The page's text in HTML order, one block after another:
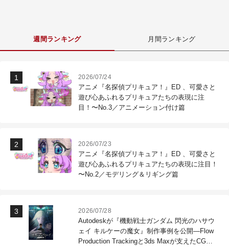
週間ランキング 月間ランキング
2026/07/24
アニメ『名探偵プリキュア！』ED 、可愛さと
遊び心あふれるプリキュアたちの表現に注
目！〜No.3／アニメーション付け篇
2026/07/23
アニメ『名探偵プリキュア！』ED 、可愛さと
遊び心あふれるプリキュアたちの表現に注目！
〜No.2／モデリング＆リギング篇
2026/07/28
Autodeskが『機動戦士ガンダム 閃光のハサウ
ェイ キルケーの魔女』制作事例を公開―Flow
Production Trackingと3ds Maxが支えたCG制